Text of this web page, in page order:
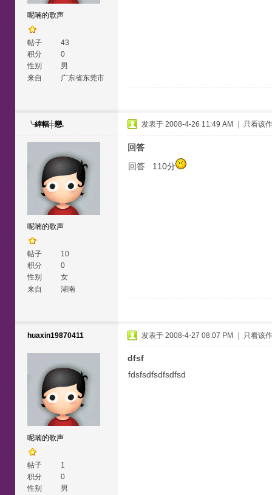
呢喃的歌声
帖子
43
积分
0
性别
男
来自
广东省东莞市
╰緈輻╪戀.
呢喃的歌声
帖子
10
积分
0
性别
女
来自
湖南
发表于 2008-4-26 11:49 AM 只看该
回答
回答 110分
huaxin19870411
呢喃的歌声
帖子
1
积分
0
性别
男
发表于 2008-4-27 08:07 PM 只看该
dfsf
fdsfsdfsdfsdfsd